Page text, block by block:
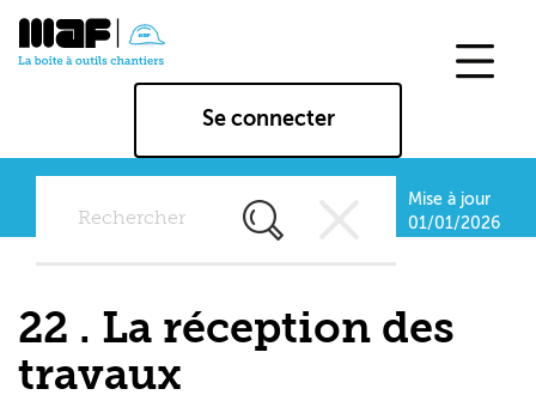
contenu
Se connecter
Rechercher
chapitres
tous
Mise à jour
01/01/2026
22 . La réception des
travaux